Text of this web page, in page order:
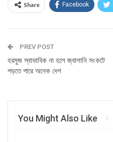
Share Facebook
PREV POST
হরমুজ স্বাভাবিক না হলে জ্বালানি সংকটে
পড়তে পারে অনেক দেশ
You Might Also Like